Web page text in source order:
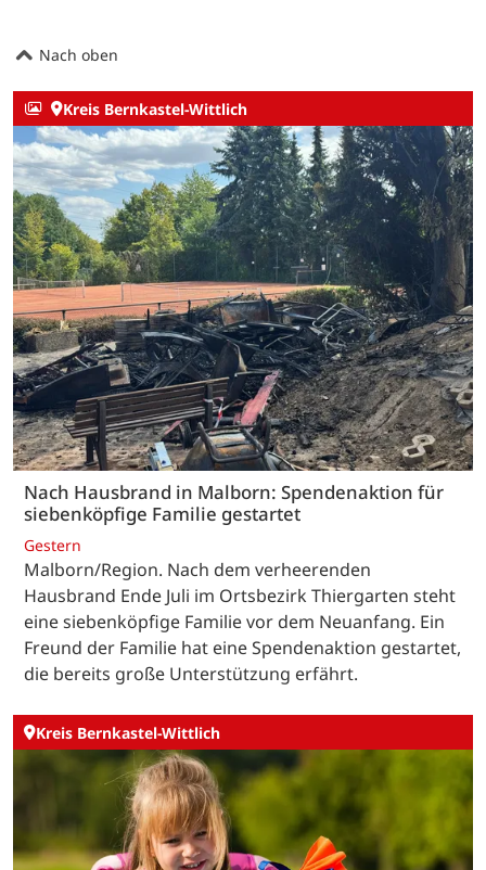
Nach oben
Kreis Bernkastel-Wittlich
Nach Hausbrand in Malborn: Spendenaktion für
siebenköpfige Familie gestartet
Gestern
Malborn/Region. Nach dem verheerenden
Hausbrand Ende Juli im Ortsbezirk Thiergarten steht
eine siebenköpfige Familie vor dem Neuanfang. Ein
Freund der Familie hat eine Spendenaktion gestartet,
die bereits große Unterstützung erfährt.
Kreis Bernkastel-Wittlich